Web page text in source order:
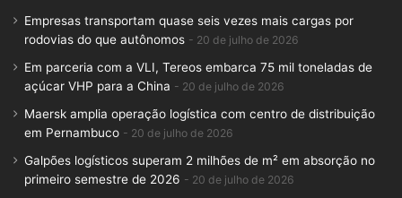
Empresas transportam quase seis vezes mais cargas por
rodovias do que autônomos
20 de julho de 2026
Em parceria com a VLI, Tereos embarca 75 mil toneladas de
açúcar VHP para a China
20 de julho de 2026
Maersk amplia operação logística com centro de distribuição
em Pernambuco
20 de julho de 2026
Galpões logísticos superam 2 milhões de m² em absorção no
primeiro semestre de 2026
20 de julho de 2026